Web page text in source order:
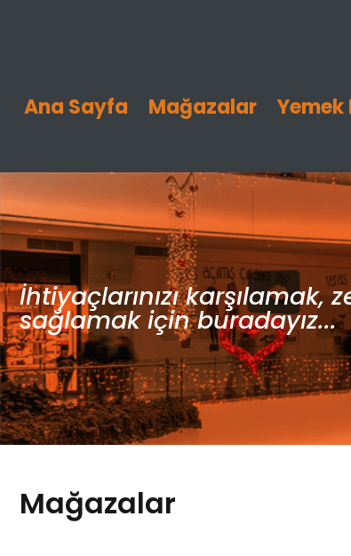
Ana Sayfa Mağazalar Yemek
İhtiyaçlarınızı karşılamak,
sağlamak için buradayız...
Mağazalar